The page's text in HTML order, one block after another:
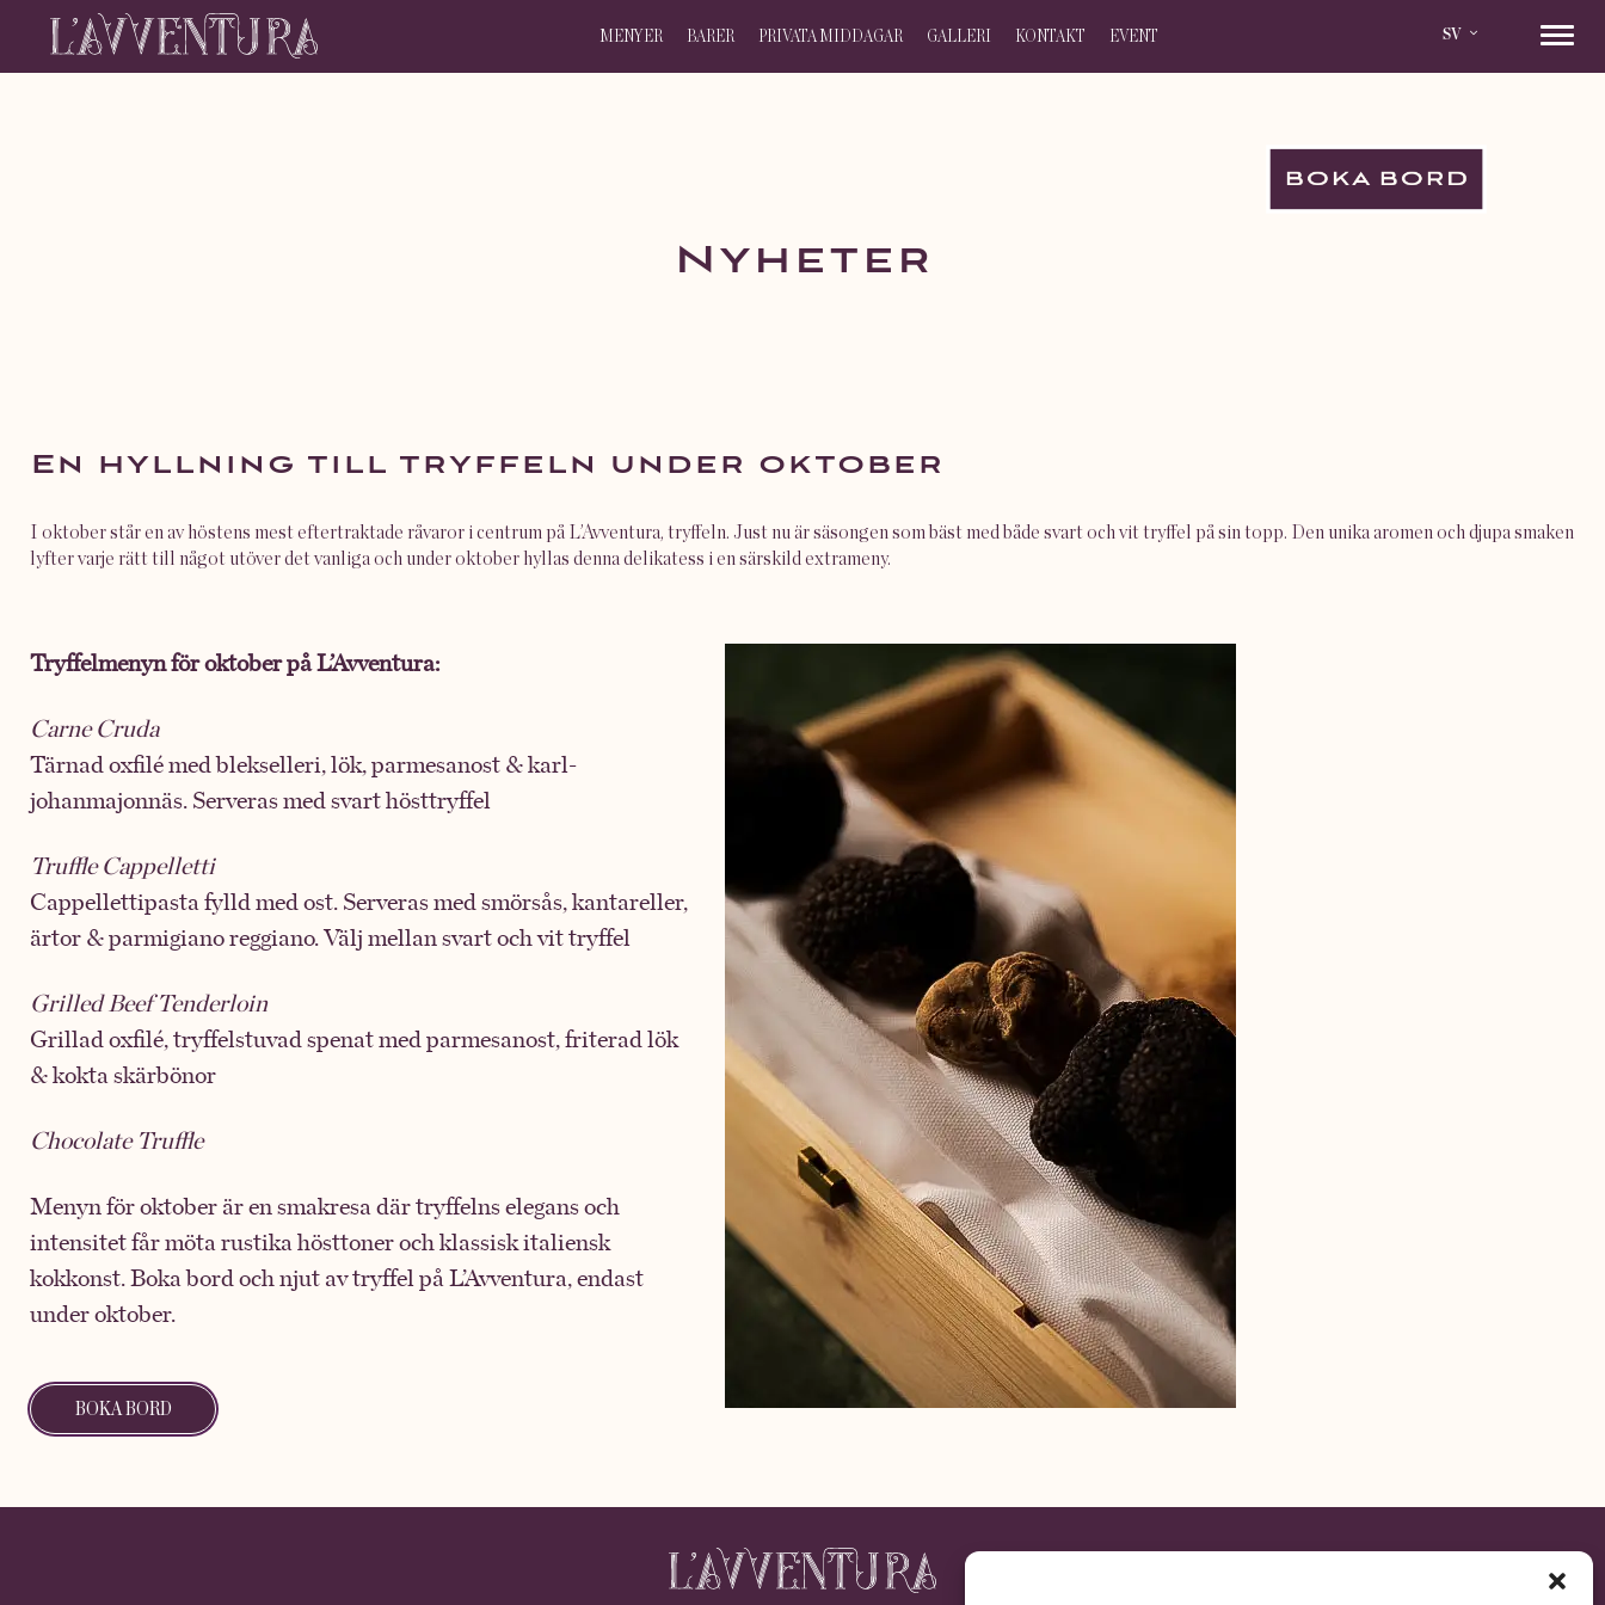
MENYER BARER PRIVATA MIDDAGAR GALLERI KONTAKT EVENT SV
BOKA BORD
Nyheter
En hyllning till tryffeln under oktober
I oktober står en av höstens mest eftertraktade råvaror i centrum på L’Avventura, tryffeln. Just nu är säsongen som bäst med både svart och vit tryffel på sin topp. Den unika aromen och djupa smaken
lyfter varje rätt till något utöver det vanliga och under oktober hyllas denna delikatess i en särskild extrameny.
Tryffelmenyn för oktober på L’Avventura:
Carne Cruda
Tärnad oxfilé med blekselleri, lök, parmesanost & karl-
johanmajonnäs. Serveras med svart hösttryffel
Truffle Cappelletti
Cappellettipasta fylld med ost. Serveras med smörsås, kantareller,
ärtor & parmigiano reggiano. Välj mellan svart och vit tryffel
Grilled Beef Tenderloin
Grillad oxfilé, tryffelstuvad spenat med parmesanost, friterad lök
& kokta skärbönor
Chocolate Truffle
Menyn för oktober är en smakresa där tryffelns elegans och
intensitet får möta rustika hösttoner och klassisk italiensk
kokkonst. Boka bord och njut av tryffel på L’Avventura, endast
under oktober.
BOKA BORD